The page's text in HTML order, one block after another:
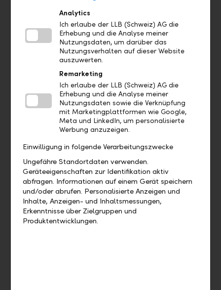
Wo finde ich meine Debit- und
Kreditkarten?
Bis wann muss ich eine Zahlung
freigeben, damit diese heute noch
verarbeitet wird?
Wie kann ich eine bereits
ausgeführte Zahlung duplizieren?
Wie kann ich eine offene Zahlung
bearbeiten?
Öffnen Sie die zu bearbeitende Zahlung
unter "Aufträge" > "Zahlungen". Klicken
Analytics
Ich erlaube der LLB (Schweiz) AG die
Erhebung und die Analyse meiner
Nutzungsdaten, um darüber das
Nutzungsverhalten auf dieser Website
auszuwerten.
Remarketing
Ich erlaube der LLB (Schweiz) AG die
Erhebung und die Analyse meiner
Nutzungsdaten sowie die Verknüpfung
mit Marketingplattformen wie Google,
Meta und LinkedIn, um personalisierte
Werbung anzuzeigen.
Einwilligung in folgende Verarbeitungszwecke
Ungefähre Standortdaten verwenden.
Geräteeigenschaften zur Identifikation aktiv
abfragen. Informationen auf einem Gerät speichern
und/oder abrufen. Personalisierte Anzeigen und
Inhalte, Anzeigen- und Inhaltsmessungen,
Erkenntnisse über Zielgruppen und
Produktentwicklungen.